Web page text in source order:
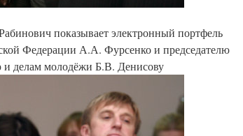
показывает электронный портфель
Федерации А.А. Фурсенко и председателю
и делам молодёжи Б.В. Денисову